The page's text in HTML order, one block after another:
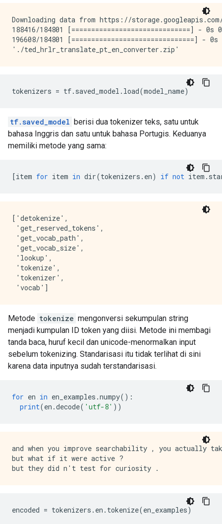
Downloading data from https://
188416/184801 [==============================] - 0s
196608/184801 [===============================] -
tokenizers = tf. saved_model . load(model_name)
tf.saved_model berisi dua tokenizer teks, satu untuk
bahasa Inggris dan satu untuk bahasa Portugis. Keduanya
memiliki metode yang sama:
[item for item in dir(tokenizers . en) if not item .
['detokenize',
'get_reserved_tokens',
'get_vocab_path',
'get_vocab_size',
'lookup',
'tokenize',
'tokenizer',
Metode tokenize mengonversi sekumpulan string
menjadi kumpulan ID token yang diisi. Metode ini membagi
tanda baca, huruf kecil dan unicode-menormalkan input
sebelum tokenizing. Standarisasi itu tidak terlihat di sini
karena data inputnya sudah terstandarisasi.
for en in en_examples .numpy():
print(en .decode( 'utf-8' ))
and when you improve searchability , you actually
but what if it were active ?
encoded = tokenizers . en . tokenize(en_examples)